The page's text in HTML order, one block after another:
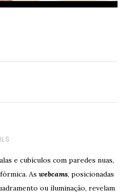
e cubículos com paredes nuas,
As webcams, posicionadas
ou iluminação, revelam